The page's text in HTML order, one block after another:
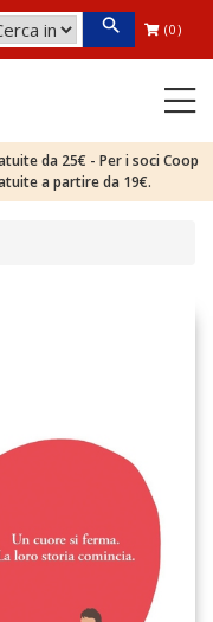
(0)
da 25€ - Per i soci Coop
a partire da 19€.